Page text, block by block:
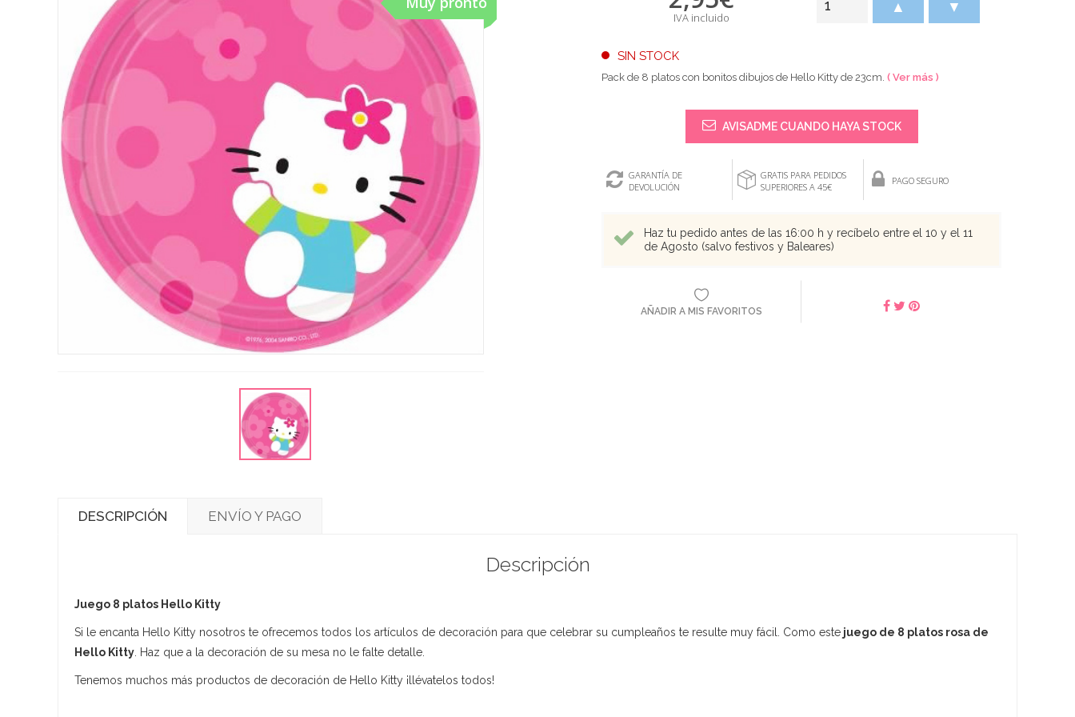
IVA incluido
SIN STOCK
▲ ▼
Pack de 8 platos con bonitos dibujos de Hello Kitty de 23cm. ( Ver más )
AVISADME CUANDO HAYA STOCK
GARANTÍA DE
DEVOLUCIÓN
GRATIS PARA PEDIDOS
SUPERIORES A 45€
PAGO SEGURO
Haz tu pedido antes de las 16:00 h y recíbelo entre el 10 y el 11
de Agosto (salvo festivos y Baleares)
AÑADIR A MIS FAVORITOS
DESCRIPCIÓN ENVÍO Y PAGO
Descripción
Juego 8 platos Hello Kitty
Si le encanta Hello Kitty nosotros te ofrecemos todos los artículos de decoración para que celebrar su cumpleaños te resulte muy fácil. Como este juego de 8 platos rosa de
Hello Kitty . Haz que a la decoración de su mesa no le falte detalle.
Tenemos muchos más productos de decoración de Hello Kitty ¡llévatelos todos!